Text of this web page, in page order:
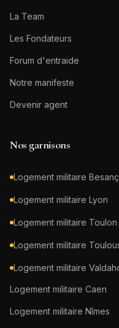
La Team
Les Fondateurs
Forum d'entraide
Notre manifeste
Devenir agent
Nos garnisons
Logement militaire
Logement militaire Lyon
Logement militaire Toulon
Logement militaire
Logement militaire
Logement militaire Caen
Logement militaire Nîmes